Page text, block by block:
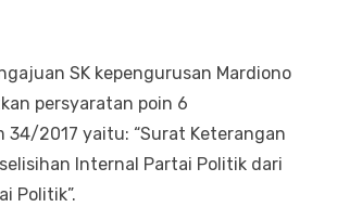
SK kepengurusan Mardiono
persyaratan poin 6
34/2017 yaitu: “Surat Keterangan
Internal Partai Politik dari
Politik”.